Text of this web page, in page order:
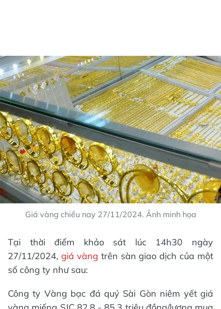
Giá vàng chiều nay 27/11/2024. Ảnh minh họa
Tại thời điểm khảo sát lúc 14h30 ngày
27/11/2024, giá vàng trên sàn giao dịch của một
số công ty như sau:
Công ty Vàng bạc đá quý Sài Gòn niêm yết giá